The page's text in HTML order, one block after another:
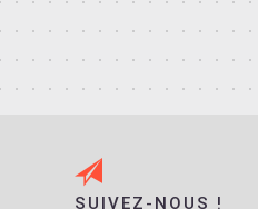
SUIVEZ-NOUS !